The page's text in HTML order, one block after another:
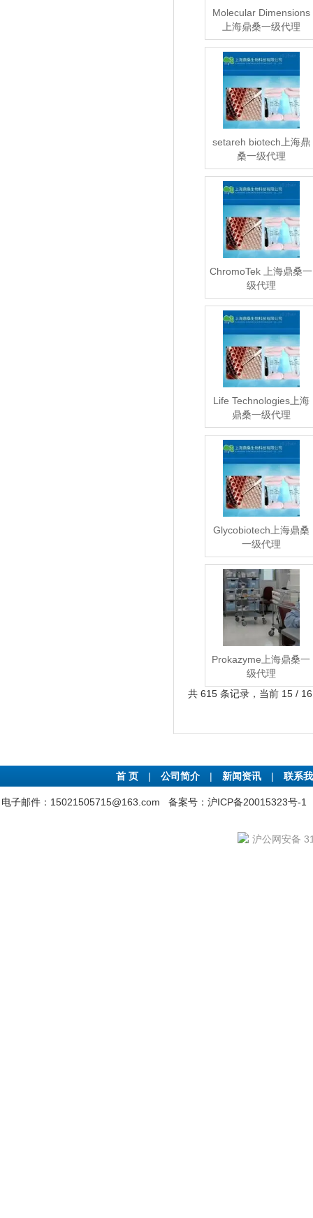
Molecular Dimensions
上海鼎桑一级代理
setareh biotech上海鼎
桑一级代理
ChromoTek 上海鼎桑一
级代理
Life Technologies上海
鼎桑一级代理
Glycobiotech上海鼎桑
一级代理
Prokazyme上海鼎桑一
级代理
共 615 条记录，当前 15 /
首 页 | 公司简介 | 新闻资讯 | 联系
电子邮件：15021505715@163.com 备案号：沪ICP备20015323号-1
沪公网安备